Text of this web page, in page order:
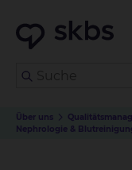
Über uns
Nephrologie &